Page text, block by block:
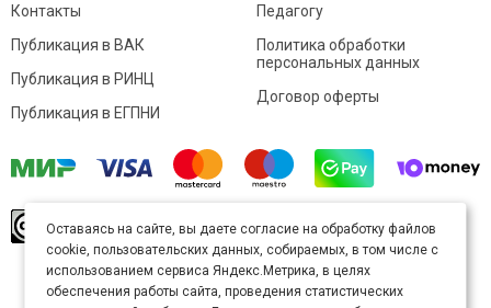
Контакты
Педагогу
Публикация в ВАК
Публикация в РИНЦ
Публикация в ЕГПНИ
Политика обработки
персональных данных
Договор оферты
произведение доступно полицензии Creative
Commons «Attribution» («Атрибуция») 4.0
Непортированная.
Карта сайта
Оставаясь на сайте, вы даете согласие на обработку файлов
cookie, пользовательских данных, собираемых, в том числе с
использованием сервиса Яндекс.Метрика, в целях
обеспечения работы сайта, проведения статистических